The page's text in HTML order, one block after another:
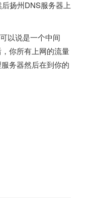
扬州DNS服务器上
以说是一个中间
你所有上网的流量
务器然后在到你的